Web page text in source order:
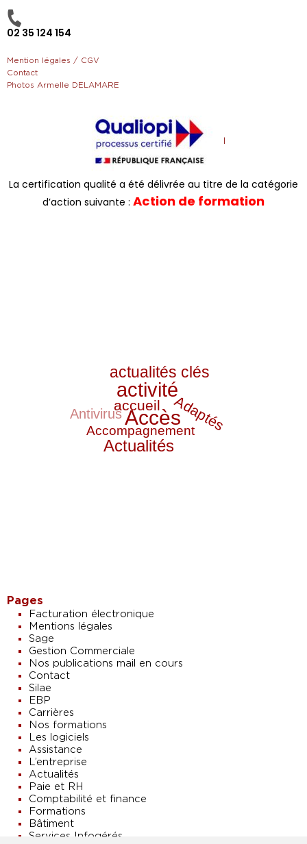
02 35 124 154
Mention légales / CGV
Contact
Photos Armelle DELAMARE
La certification qualité a été délivrée au titre de la catégorie
d’action suivante : Action de formation
Accès
Accompagnement
accueil
activité
Actualités
actualités clés
Adaptés
Antivirus
Pages
Facturation électronique
Mentions légales
Sage
Gestion Commerciale
Nos publications mail en cours
Contact
Silae
EBP
Carrières
Nos formations
Les logiciels
Assistance
L’entreprise
Actualités
Paie et RH
Comptabilité et finance
Formations
Bâtiment
Services Infogérés